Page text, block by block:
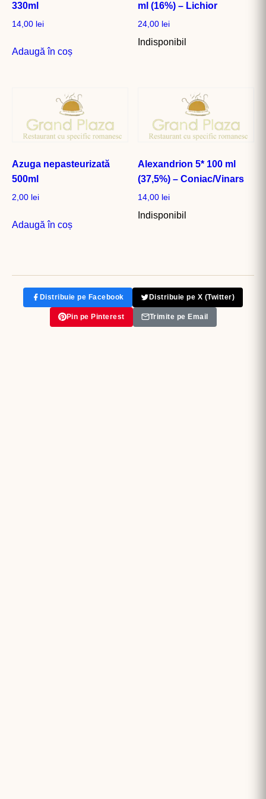
330ml
14,00 lei
Adaugă în coș
ml (16%) – Lichior
24,00 lei
Indisponibil
Azuga nepasteurizată
500ml
2,00 lei
Adaugă în coș
Alexandrion 5* 100 ml
(37,5%) – Coniac/Vinars
14,00 lei
Indisponibil
Distribuie pe Facebook Distribuie pe X (Twitter)
Pin pe Pinterest Trimite pe Email